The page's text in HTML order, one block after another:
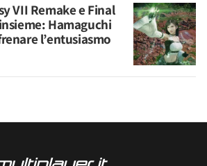
VII Remake e Final
Hamaguchi
l’entusiasmo